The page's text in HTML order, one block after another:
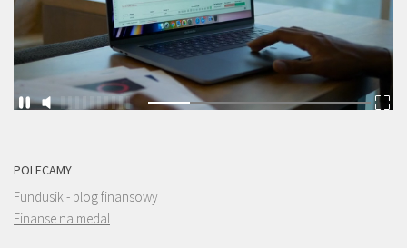
POLECAMY
Fundusik - blog finansowy
Finanse na medal